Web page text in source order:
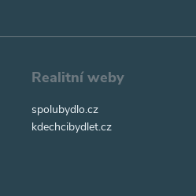
Realitní weby
spolubydlo.cz
kdechcibydlet.cz